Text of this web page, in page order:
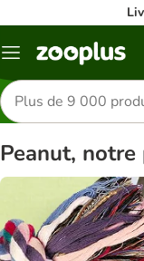
Menu
Rechercher
des
produits
Peanut,